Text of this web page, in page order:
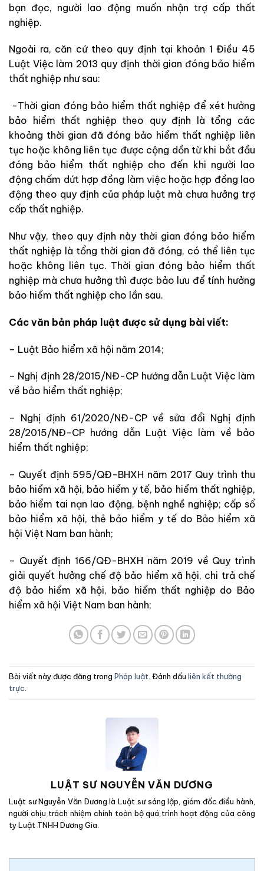
bạn đọc, người lao động muốn nhận trợ cấp thất
nghiệp.
Ngoài ra, căn cứ theo quy định tại khoản 1 Điều 45
Luật Việc làm 2013 quy định thời gian đóng bảo hiểm
thất nghiệp như sau:
-Thời gian đóng bảo hiểm thất nghiệp để xét hưởng
bảo hiểm thất nghiệp theo quy định là tổng các
khoảng thời gian đã đóng bảo hiểm thất nghiệp liên
tục hoặc không liên tục được cộng dồn từ khi bắt đầu
đóng bảo hiểm thất nghiệp cho đến khi người lao
động chấm dứt hợp đồng làm việc hoặc hợp đồng lao
động theo quy định của pháp luật mà chưa hưởng trợ
cấp thất nghiệp.
Như vậy, theo quy định này thời gian đóng bảo hiểm
thất nghiệp là tổng thời gian đã đóng, có thể liên tục
hoặc không liên tục. Thời gian đóng bảo hiểm thất
nghiệp mà chưa hưởng thì được bảo lưu để tính hưởng
bảo hiểm thất nghiệp cho lần sau.
Các văn bản pháp luật được sử dụng bài viết:
– Luật Bảo hiểm xã hội năm 2014;
– Nghị định 28/2015/NĐ-CP hướng dẫn Luật Việc làm
về bảo hiểm thất nghiệp;
– Nghị định 61/2020/NĐ-CP về sửa đổi Nghị định
28/2015/NĐ-CP hướng dẫn Luật Việc làm về bảo
hiểm thất nghiệp;
– Quyết định 595/QĐ-BHXH năm 2017 Quy trình thu
bảo hiểm xã hội, bảo hiểm y tế, bảo hiểm thất nghiệp,
bảo hiểm tai nạn lao động, bệnh nghề nghiệp; cấp sổ
bảo hiểm xã hội, thẻ bảo hiểm y tế do Bảo hiểm xã
hội Việt Nam ban hành;
– Quyết định 166/QĐ-BHXH năm 2019 về Quy trình
giải quyết hưởng chế độ bảo hiểm xã hội, chi trả chế
độ bảo hiểm xã hội, bảo hiểm thất nghiệp do Bảo
hiểm xã hội Việt Nam ban hành;
Bài viết này được đăng trong Pháp luật . Đánh dấu liên kết thường
trực
LUẬT SƯ NGUYỄN VĂN DƯƠNG
Luật sư Nguyễn Văn Dương là Luật sư sáng lập, giám đốc điều hành,
người chịu trách nhiệm chính toàn bộ quá trình hoạt động của công
ty Luật TNHH Dương Gia.